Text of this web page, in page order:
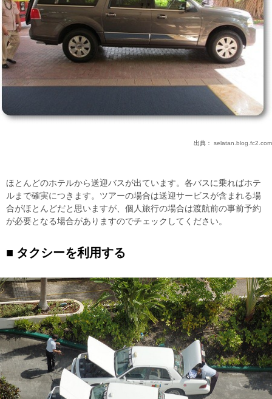
出典： selatan.blog.fc2.com
ほとんどのホテルから送迎バスが出ています。各バスに乗ればホテ
ルまで確実につきます。ツアーの場合は送迎サービスが含まれる場
合がほとんどだと思いますが、個人旅行の場合は渡航前の事前予約
が必要となる場合がありますのでチェックしてください。
タクシーを利用する